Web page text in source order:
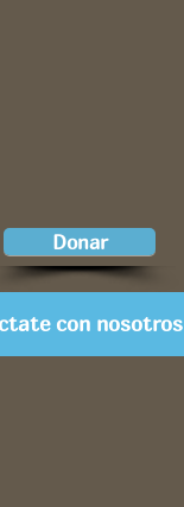
Donar
con nosotros